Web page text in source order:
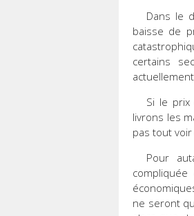
Dans le
baisse de
certains
Si le
livrons les
pas tout voir
Pour
ne seront